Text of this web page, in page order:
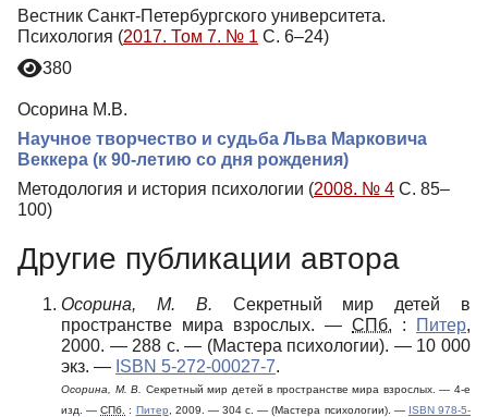
Вестник Санкт-Петербургского университета.
Психология (2017. Том 7. № 1 С. 6–24)
380
Осорина М.В.
Научное творчество и судьба Льва Марковича
Веккера (к 90-летию со дня рождения)
Методология и история психологии (2008. № 4 С. 85–
100)
Другие публикации автора
Осорина, М. В. Секретный мир детей в
пространстве мира взрослых. — СПб. : Питер,
2000. — 288 с. — (Мастера психологии). — 10 000
экз. — ISBN 5-272-00027-7.
Осорина, М. В.
Секретный мир детей в пространстве мира взрослых. — 4-е
изд. —СПб. : Питер , 2009. — 304 с. — (Мастера психологии). — ISBN 978-5-